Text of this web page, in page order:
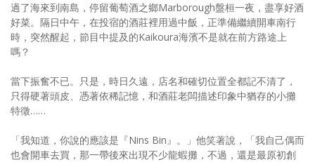
過了海來到南島，停留葡萄酒之鄉Marborough盤桓一夜，盡享好酒
好菜。隔日中午，在投宿的酒莊裡用過中飯，正準備繼續開車南行
時，突然醒起，節目中提及的Kaikoura海濱不是就在前方路途上
嗎？
當下振奮不已。只是，時日久遠，店名和確切位置全都記不清了，
只得硬著頭皮、憑著依稀記憶，和酒莊老闆描述印象中猶存的小攤
特徵……
「我知道，你說的應該是『Nins Bin』。」他笑著說，「我自己偶而
也會開車去買，那一帶後來出現不少龍蝦攤，不過，還是最原初創